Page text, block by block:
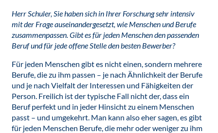
Herr Schuler, Sie haben sich in Ihrer Forschung sehr intensiv
mit der Frage auseinandergesetzt, wie Menschen und Berufe
zusammenpassen. Gibt es für jeden Menschen den passenden
Beruf und für jede offene Stelle den besten Bewerber?
Für jeden Menschen gibt es nicht einen, sondern mehrere
Berufe, die zu ihm passen – je nach Ähnlichkeit der Berufe
und je nach Vielfalt der Interessen und Fähigkeiten der
Person. Freilich ist der typische Fall nicht der, dass ein
Beruf perfekt und in jeder Hinsicht zu einem Menschen
passt – und umgekehrt. Man kann also eher sagen, es gibt
für jeden Menschen Berufe, die mehr oder weniger zu ihm